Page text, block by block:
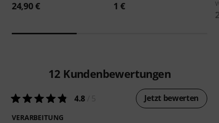
24,90 € 1 €
12 Kundenbewertungen
4.8 Jetzt bewerten
VERARBEITUNG